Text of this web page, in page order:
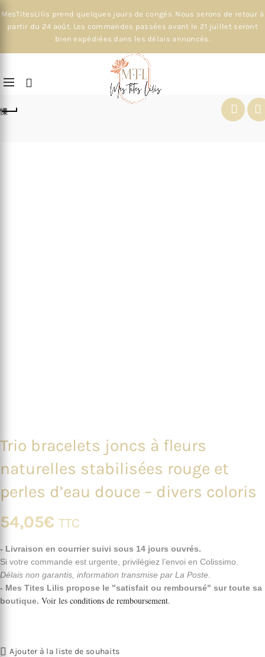
MesTitesLilis prend quelques jours de congés. Nous serons de retour à
partir du 24 août. Les commandes passées avant le 21 juillet seront
bien expédiées dans les délais annoncés.
Trio bracelets joncs à fleurs
naturelles stabilisées rouge et
perles d’eau douce – divers coloris
54,05€ TTC
- Livraison en courrier suivi sous 14 jours ouvrés.
Si votre commande est urgente, privilégiez l’envoi en Colissimo.
Délais non garantis, information transmise par La Poste.
- Mes Tites Lilis propose le "satisfait ou remboursé" sur toute sa
boutique. Voir les conditions de remboursement.
Ajouter à la liste de souhaits